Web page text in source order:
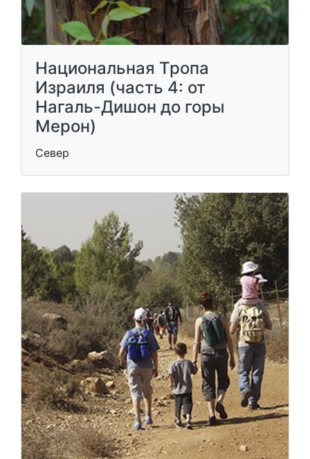
Национальная Тропа
Израиля (часть 4: от
Нагаль-Дишон до горы
Мерон)
Север